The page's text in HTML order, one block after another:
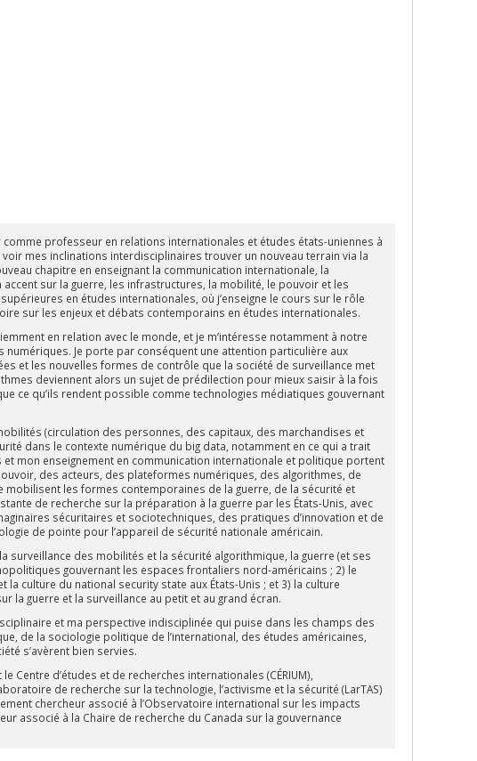
professeur en relations internationales et études états-uniennes à
mes inclinations interdisciplinaires trouver un nouveau terrain via la
chapitre en enseignant la communication internationale, la
sur la guerre, les infrastructures, la mobilité, le pouvoir et les
en études internationales, où j’enseigne le cours sur le rôle
sur les enjeux et débats contemporains en études internationales.
en relation avec le monde, et je m’intéresse notamment à notre
Je porte par conséquent une attention particulière aux
et les nouvelles formes de contrôle que la société de surveillance met
deviennent alors un sujet de prédilection pour mieux saisir à la fois
ce qu’ils rendent possible comme technologies médiatiques gouvernant
(circulation des personnes, des capitaux, des marchandises et
dans le contexte numérique du big data, notamment en ce qui a trait
mon enseignement en communication internationale et politique portent
des acteurs, des plateformes numériques, des algorithmes, de
les formes contemporaines de la guerre, de la sécurité et
de recherche sur la préparation à la guerre par les États-Unis, avec
sécuritaires et sociotechniques, des pratiques d’innovation et de
de pointe pour l’appareil de sécurité nationale américain.
surveillance des mobilités et la sécurité algorithmique, la guerre (et ses
gouvernant les espaces frontaliers nord-américains ; 2) le
culture du national security state aux États-Unis ; et 3) la culture
la guerre et la surveillance au petit et au grand écran.
et ma perspective indisciplinée qui puise dans les champs des
de la sociologie politique de l’international, des études américaines,
s’avèrent bien servies.
Centre d’études et de recherches internationales (CÉRIUM),
de recherche sur la technologie, l’activisme et la sécurité (LarTAS)
chercheur associé à l’Observatoire international sur les impacts
associé à la Chaire de recherche du Canada sur la gouvernance